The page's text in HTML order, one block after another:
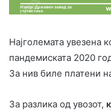
Најголемата увезена
пандемиската 2020
За нив биле платени
За разлика од увозот,